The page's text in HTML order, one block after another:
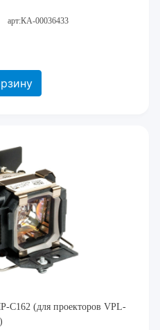
арт:КА-00036433
C162 (для проекторов VPL-